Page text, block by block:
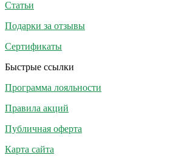
Статьи
Подарки за отзывы
Сертификаты
Быстрые ссылки
Программа лояльности
Правила акций
Публичная оферта
Карта сайта